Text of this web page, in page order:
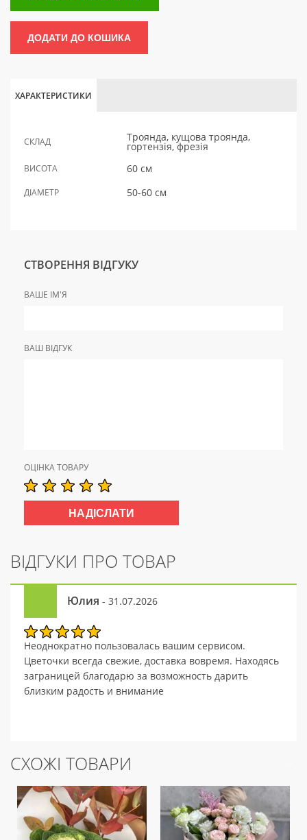
ДОДАТИ ДО КОШИКА
ХАРАКТЕРИСТИКИ
СКЛАД Троянда, кущова троянда,
гортензія, фрезія
ВИСОТА 60 см
ДІАМЕТР 50-60 см
СТВОРЕННЯ ВІДГУКУ
ВАШЕ ІМ'Я
ВАШ ВІДГУК
ОЦІНКА ТОВАРУ
ВІДГУКИ ПРО ТОВАР
Юлия - 31.07.2026
Неоднократно пользовалась вашим сервисом.
Цветочки всегда свежие, доставка вовремя. Находясь
заграницей благодарю за возможность дарить
близким радость и внимание
СХОЖІ ТОВАРИ